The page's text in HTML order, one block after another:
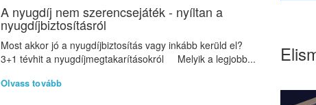
A nyugdíj nem szerencsejáték - nyíltan a
nyugdíjbiztosításról
Most akkor jó a nyugdíjbiztosítás vagy inkább kerüld el?
3+1 tévhit a nyugdíjmegtakarításokról Melyik a legjobb...
Olvass tovább